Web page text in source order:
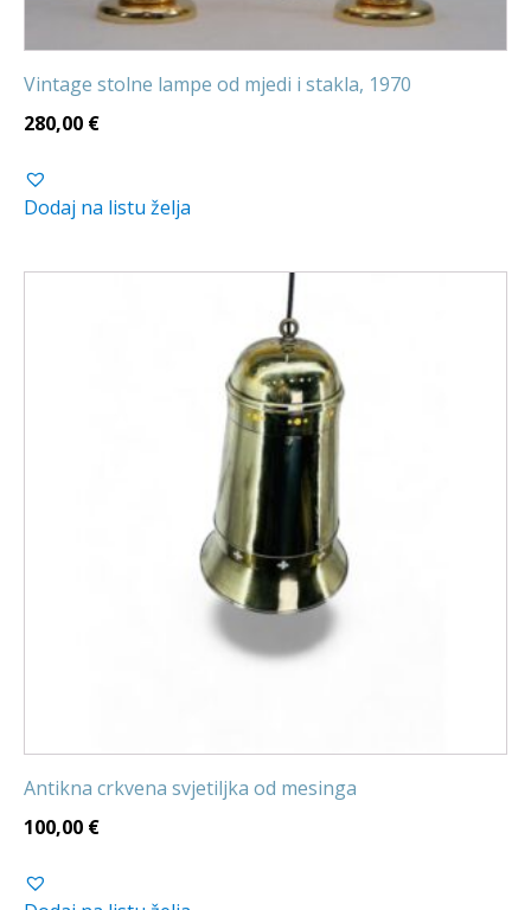
Vintage stolne lampe od mjedi i stakla, 1970
280,00 €
Dodaj na listu želja
Antikna crkvena svjetiljka od mesinga
100,00 €